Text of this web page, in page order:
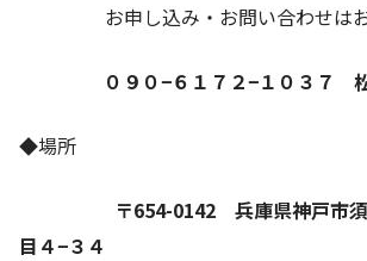
お申し込み・お問い合わせは
０９０−６１７２−１０３７
◆場所
〒654-0142 兵庫県神戸市須磨
目４−３４